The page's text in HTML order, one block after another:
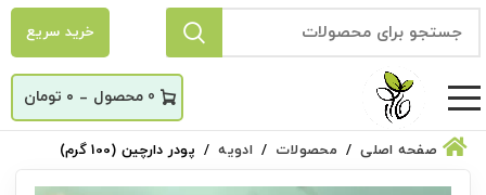
خرید سریع
0
_ ۰ تومان
صفحه اصلی محصولات ادویه پودر دارچین (100 گرم)